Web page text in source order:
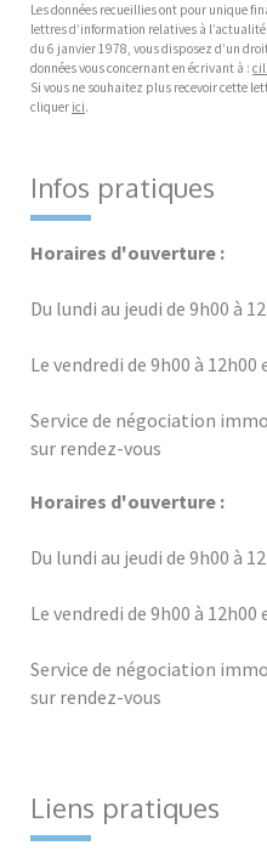
Les données recueillies ont pour unique
lettres d’information relatives à
du 6 janvier 1978, vous disposez d’un
données vous concernant en écrivant à :
Si vous ne souhaitez plus recevoir cette
cliquer ici.
Infos pratiques
Horaires d'ouverture :
Du lundi au jeudi de 9h00 à
Le vendredi de 9h00 à 12h00
Service de négociation
sur rendez-vous
Horaires d'ouverture :
Du lundi au jeudi de 9h00 à
Le vendredi de 9h00 à 12h00
Service de négociation
sur rendez-vous
Liens pratiques